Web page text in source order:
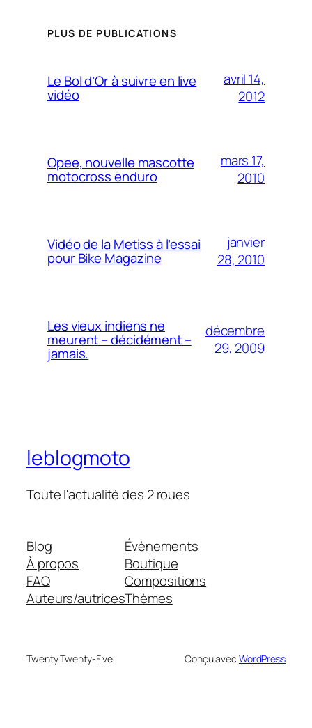
PLUS DE PUBLICATIONS
Le Bol d’Or à suivre en live
vidéo
avril 14,
2012
Opee, nouvelle mascotte
motocross enduro
mars 17,
2010
Vidéo de la Metiss à l’essai
pour Bike Magazine
janvier
28, 2010
Les vieux indiens ne
meurent – décidément –
jamais.
décembre
29, 2009
leblogmoto
Toute l'actualité des 2 roues
Blog
À propos
FAQ
Auteurs/autrices
Évènements
Boutique
Compositions
Thèmes
Twenty Twenty-Five Conçu avec WordPress